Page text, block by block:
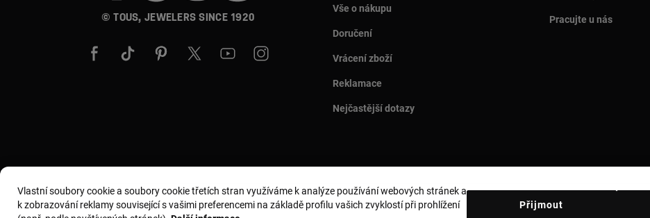
© TOUS, JEWELERS SINCE 1920
Vše o nákupu
Doručení
Vrácení zboží
Reklamace
Nejčastější dotazy
Pracujte u nás
Země a měna:Czech Republic / Euro
Vlastní soubory cookie a soubory cookie třetích stran využíváme k analýze používání webových stránek a
k zobrazování reklamy související s vašimi preferencemi na základě profilu vašich zvyklostí při prohlížení
Přijmout